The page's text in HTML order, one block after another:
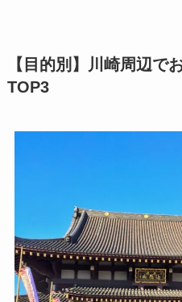
【目的別】川崎周辺で
TOP3